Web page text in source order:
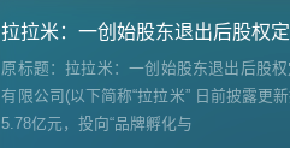
拉拉米：一创始股东退出后股权
原标题：拉拉米：一创始股东退出后股
有限公司(以下简称“拉拉米” 日前披露更
5.78亿元，投向“品牌孵化与